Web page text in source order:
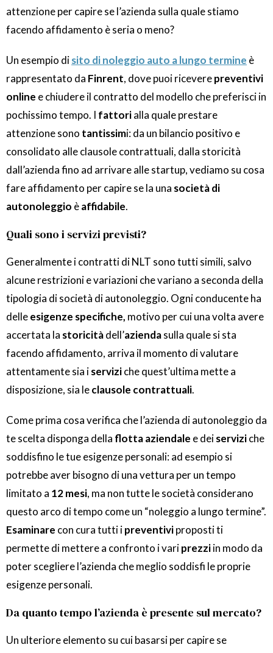
attenzione per capire se l’azienda sulla quale stiamo
facendo affidamento è seria o meno?
Un esempio disito di noleggio auto a lungo termine è
rappresentato da Finrent, dove puoi riceverepreventivi
online e chiudere il contratto del modello che preferisci in
pochissimo tempo. I fattorialla quale prestare
attenzione sono tantissimi: da un bilancio positivo e
consolidato alle clausole contrattuali, dalla storicità
dall’azienda fino ad arrivare alle startup, vediamo su cosa
fare affidamento per capire se la una società di
autonoleggio èaffidabile.
Quali sono i servizi previsti?
Generalmente i contratti di NLT sono tutti simili, salvo
alcune restrizioni e variazioni che variano a seconda della
tipologia di società di autonoleggio. Ogni conducente ha
delleesigenze specifiche, motivo per cui una volta avere
accertata la storicitàdell’aziendasulla quale si sta
facendo affidamento, arriva il momento di valutare
attentamente sia iserviziche quest’ultima mette a
disposizione, sia leclausole contrattuali.
Come prima cosa verifica che l’azienda di autonoleggio da
te scelta disponga della flotta aziendale e deiserviziche
soddisfino le tue esigenze personali: ad esempio si
potrebbe aver bisogno di una vettura per un tempo
limitato a 12 mesi, ma non tutte le società considerano
questo arco di tempo come un “noleggio a lungo termine”.
Esaminare con cura tutti ipreventiviproposti ti
permette di mettere a confronto i variprezziin modo da
poter scegliere l’azienda che meglio soddisfi le proprie
esigenze personali.
Da quanto tempo l’azienda è presente sul mercato?
Un ulteriore elemento su cui basarsi per capire se